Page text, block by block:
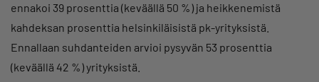
ennakoi 39 prosenttia (keväällä 50 %) ja heikkenemistä
kahdeksan prosenttia helsinkiläisistä pk-yrityksistä.
Ennallaan suhdanteiden arvioi pysyvän 53 prosenttia
(keväällä 42 %) yrityksistä.